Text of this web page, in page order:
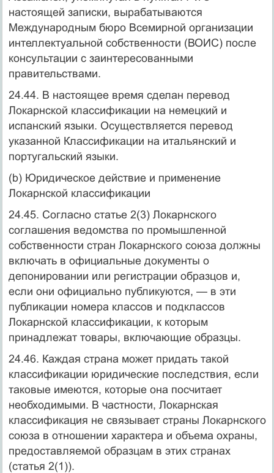
настоящей записки, вырабатываются
Международным бюро Всемирной организации
интеллектуальной собственности (ВОИС) после
консультации с заинтересованными
правительствами.
24.44. В настоящее время сделан перевод
Локарнской классификации на немецкий и
испанский языки. Осуществляется перевод
указанной Классификации на итальянский и
португальский языки.
(b) Юридическое действие и применение
Локарнской классификации
24.45. Согласно статье 2(3) Локарнского
соглашения ведомства по промышленной
собственности стран Локарнского союза должны
включать в официальные документы о
депонировании или регистрации образцов и,
если они официально публикуются, — в эти
публикации номера классов и подклассов
Локарнской классификации, к которым
принадлежат товары, включающие образцы.
24.46. Каждая страна может придать такой
классификации юридические последствия, если
таковые имеются, которые она посчитает
необходимыми. В частности, Локарнская
классификация не связывает страны Локарнского
союза в отношении характера и объема охраны,
предоставляемой образцам в этих странах
(статья 2(1)).